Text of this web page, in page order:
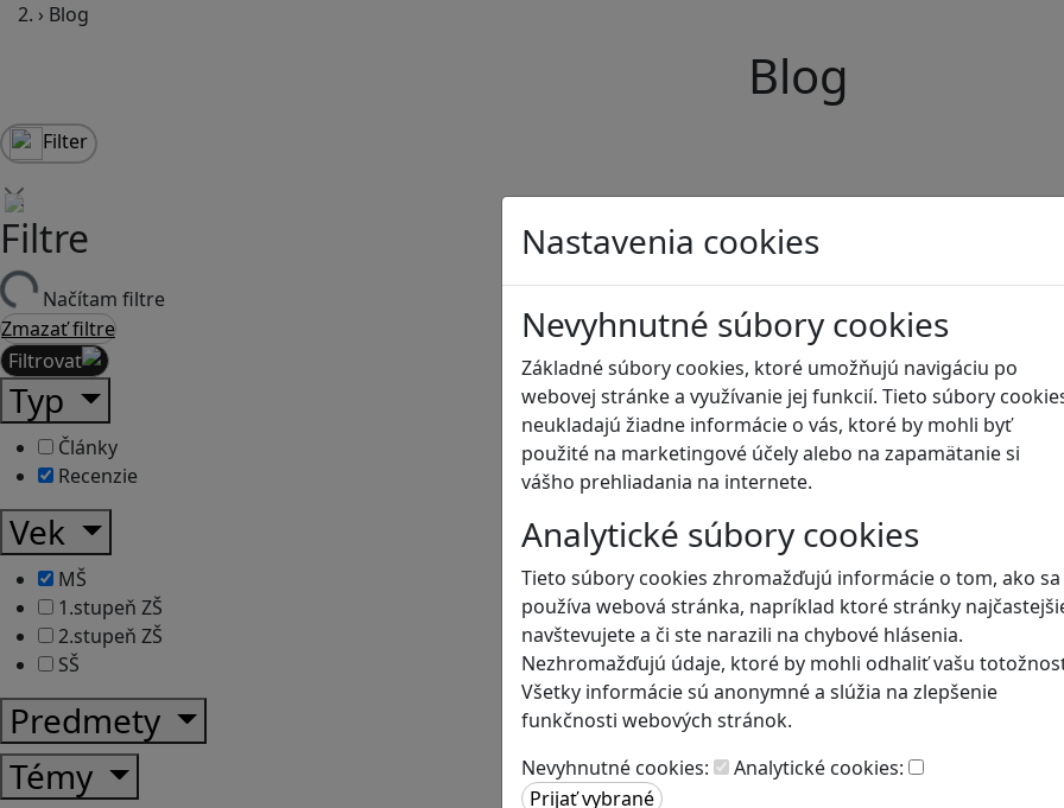
Nastavenia cookies
Nevyhnutné súbory cookies
Základné súbory cookies, ktoré umožňujú navigáciu po
webovej stránke a využívanie jej funkcií. Tieto súbory
neukladajú žiadne informácie o vás, ktoré by mohli byť
použité na marketingové účely alebo na zapamätanie si
vášho prehliadania na internete.
Analytické súbory cookies
Tieto súbory cookies zhromažďujú informácie o tom, ako sa
používa webová stránka, napríklad ktoré stránky
navštevujete a či ste narazili na chybové hlásenia.
Nezhromažďujú údaje, ktoré by mohli odhaliť vašu
Všetky informácie sú anonymné a slúžia na zlepšenie
funkčnosti webových stránok.
Nevyhnutné cookies:
Analytické cookies:
› Blog
Blog
Filter
Filtre
Načítam filtre
Zmazať filtre
Filtrovať
Typ
Články
Recenzie
Vek
MŠ
1.stupeň ZŠ
2.stupeň ZŠ
SŠ
Predmety
Témy